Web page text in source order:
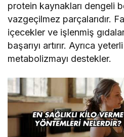
protein kaynakları dengeli
vazgeçilmez parçalarıdır.
içecekler ve işlenmiş
başarıyı artırır. Ayrıca
metabolizmayı destekler.